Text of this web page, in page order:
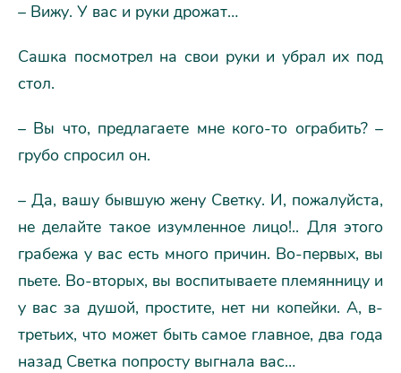
– Вижу. У вас и руки дрожат…
Сашка посмотрел на свои руки и убрал их под
стол.
– Вы что, предлагаете мне кого-то ограбить? –
грубо спросил он.
– Да, вашу бывшую жену Светку. И, пожалуйста,
не делайте такое изумленное лицо!.. Для этого
грабежа у вас есть много причин. Во-первых, вы
пьете. Во-вторых, вы воспитываете племянницу и
у вас за душой, простите, нет ни копейки. А, в-
третьих, что может быть самое главное, два года
назад Светка попросту выгнала вас…